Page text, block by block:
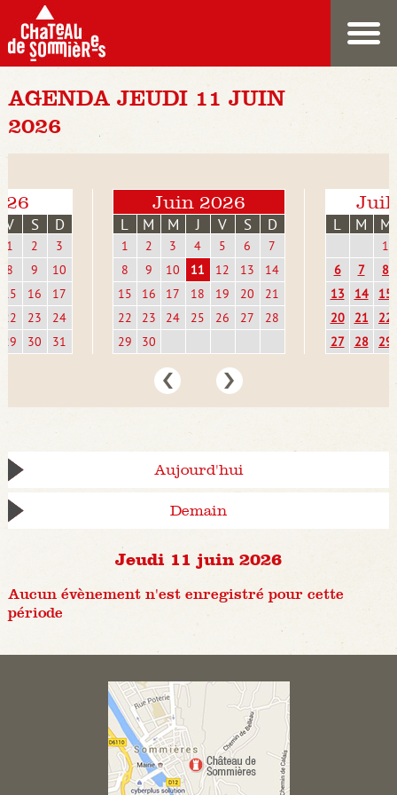
AGENDA JEUDI 11 JUIN
2026
V S D
1 2
3
8
9
10
15
16
17
22
23
24
29
30 31
Juin 2026
L M M J V S D
1 2 3 4 5 6
7
8
9 10 11 12 13
14
15
16 17 18 19 20
21
22
23 24 25 26 27
28
29
30
L M M
1
6
7
8
13
14
15
20
21
22
27
28 29
Aujourd'hui
Demain
Jeudi 11 juin 2026
Aucun évènement n'est enregistré pour cette
période